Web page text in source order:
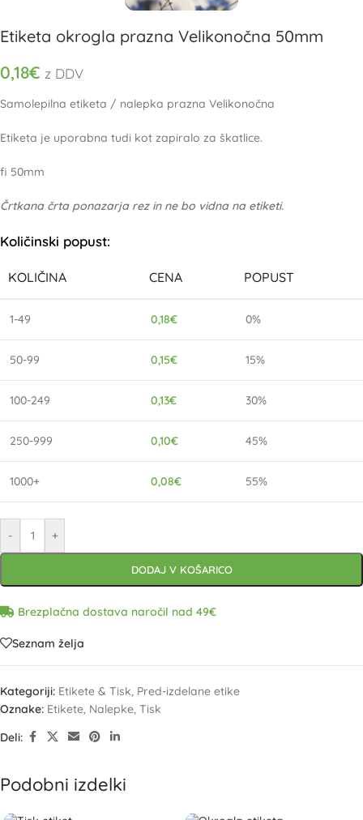
Etiketa okrogla prazna Velikonočna 50mm
0,18€ z DDV
Samolepilna etiketa / nalepka prazna Velikonočna
Etiketa je uporabna tudi kot zapiralo za škatlice.
fi 50mm
Črtkana črta ponazarja rez in ne bo vidna na etiketi.
Količinski popust:
KOLIČINA CENA POPUST
1-49 0,18€ 0%
50-99 0,15€ 15%
100-249 0,13€ 30%
250-999 0,10€ 45%
1000+ 0,08€ 55%
- +
DODAJ V KOŠARICO
Brezplačna dostava naročil nad 49€
Seznam želja
Kategoriji: Etikete & Tisk, Pred-izdelane etike
Oznake: Etikete, Nalepke, Tisk
Deli:
Podobni izdelki